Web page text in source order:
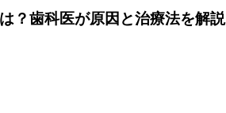
？歯科医が原因と治療法を解説